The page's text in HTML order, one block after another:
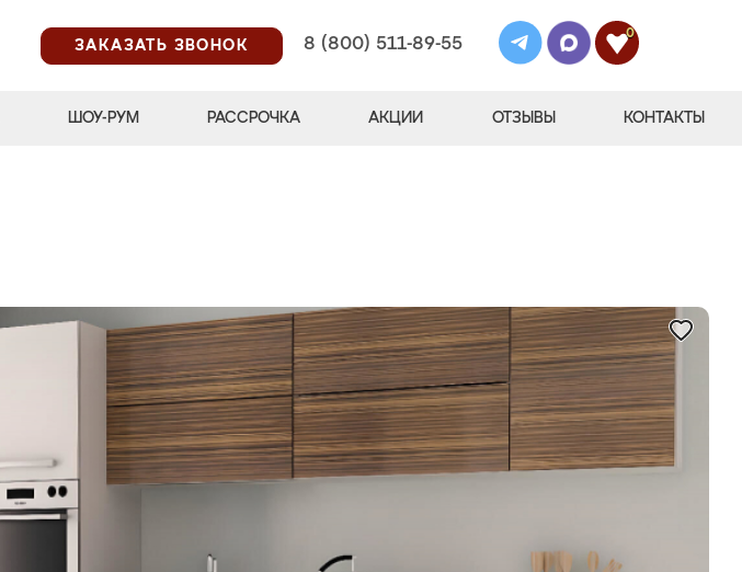
ЗАКАЗАТЬ ЗВОНОК
8 (800) 511-89-55
0
ШОУ-РУМ РАССРОЧКА АКЦИИ ОТЗЫВЫ КОНТАКТЫ